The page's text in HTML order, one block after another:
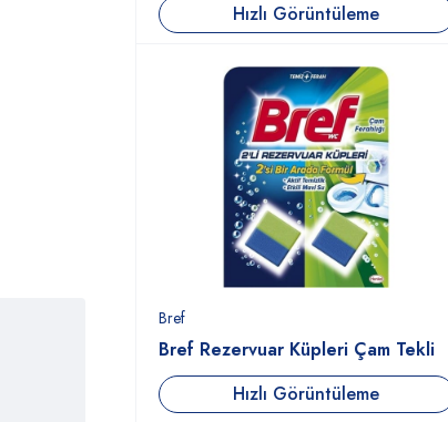
Hızlı Görüntüleme
Bref
Bref Rezervuar Küpleri Çam Tekli
Hızlı Görüntüleme